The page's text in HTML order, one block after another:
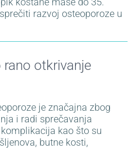
razvoj osteoporoze u
otkrivanje
je značajna zbog
i radi sprečavanja
kao što su
butne kosti,